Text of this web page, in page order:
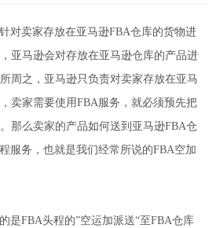
对卖家存放在亚马逊FBA仓库的货物进
亚马逊会对存放在亚马逊仓库的产品进
周之，亚马逊只负责对卖家存放在亚马
卖家需要使用FBA服务，就必须预先把
那么卖家的产品如何送到亚马逊FBA仓
服务，也就是我们经常所说的FBA空加
是FBA头程的”空运加派送“至FBA仓库